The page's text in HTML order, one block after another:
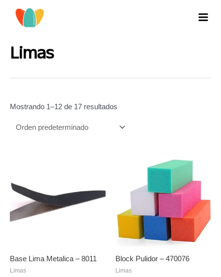
Limas
Mostrando 1–12 de 17 resultados
Base Lima Metalica – 8011
Limas
Block Pulidor – 470076
Limas